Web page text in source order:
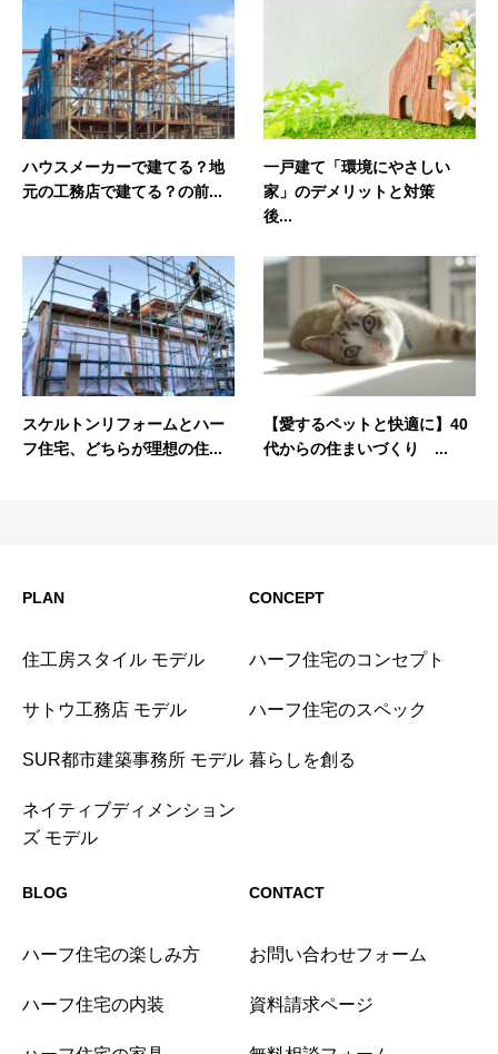
ハウスメーカーで建てる？地
元の工務店で建てる？の前...
一戸建て「環境にやさしい
家」のデメリットと対策
後...
スケルトンリフォームとハー
フ住宅、どちらが理想の住...
【愛するペットと快適に】40
代からの住まいづくり ...
PLAN
住工房スタイル モデル
サトウ工務店 モデル
SUR都市建築事務所 モデル
ネイティブディメンション
ズ モデル
CONCEPT
ハーフ住宅のコンセプト
ハーフ住宅のスペック
暮らしを創る
BLOG
ハーフ住宅の楽しみ方
ハーフ住宅の内装
CONTACT
お問い合わせフォーム
資料請求ページ